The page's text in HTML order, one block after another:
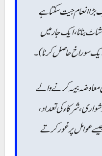
انعام جیت سکتا ہے
بنانا، ایک جار میں
ایک سوراخ حاصل کرنا)۔
معاوضہ بیمہ کرنے والے
شرکاء کی تعداد،
عوامل پر غور کرتے